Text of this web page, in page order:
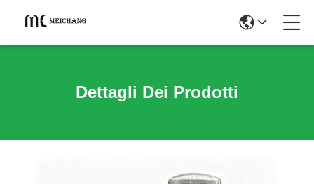
Dettagli Dei Prodotti